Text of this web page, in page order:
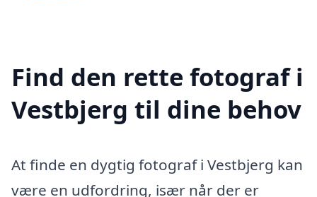
Find den rette fotograf i
Vestbjerg til dine behov
At finde en dygtig fotograf i Vestbjerg kan
være en udfordring, især når der er